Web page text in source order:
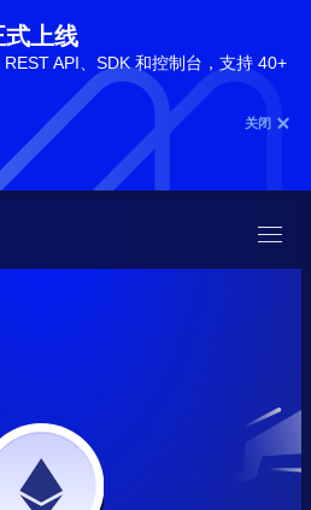
上线
API、SDK 和控制台，支持 40+
关闭